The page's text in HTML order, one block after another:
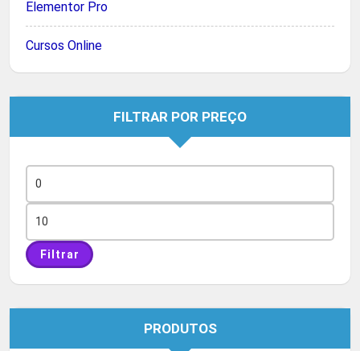
Elementor Pro
Cursos Online
FILTRAR POR PREÇO
mínimo
máximo
Filtrar
PRODUTOS